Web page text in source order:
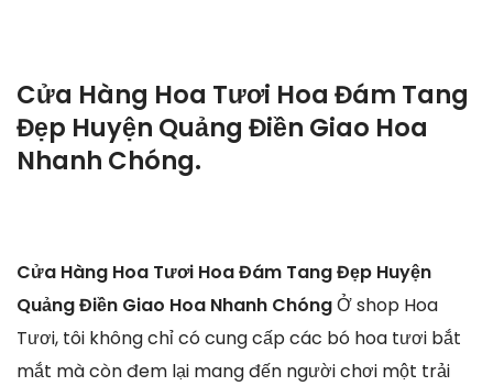
Cửa Hàng Hoa Tươi Hoa Đám Tang
Đẹp Huyện Quảng Điền Giao Hoa
Nhanh Chóng.
Cửa Hàng Hoa Tươi Hoa Đám Tang Đẹp Huyện
Quảng Điền Giao Hoa Nhanh ChóngỞ shop Hoa
Tươi, tôi không chỉ có cung cấp các bó hoa tươi bắt
mắt mà còn đem lại mang đến người chơi một trải